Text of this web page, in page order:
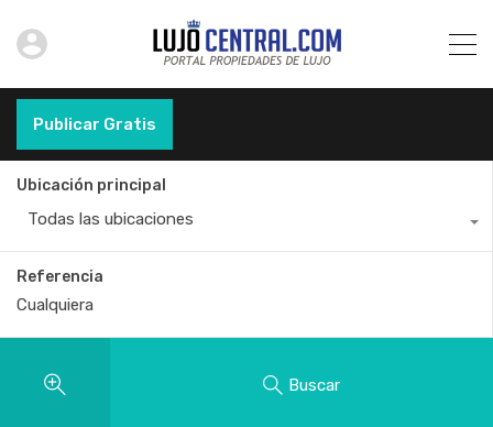
Publicar Gratis
Ubicación principal
Todas las ubicaciones
Referencia
Buscar